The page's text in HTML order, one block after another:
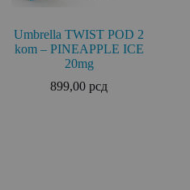
Umbrella TWIST POD 2
kom – PINEAPPLE ICE
20mg
899,00рсд